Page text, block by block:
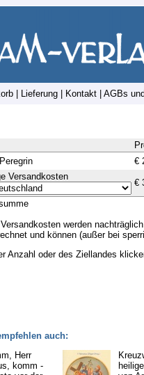
Lieferung Kontakt AGBs
€
Versandkosten
€
werden
und können (außer bei
Anzahl oder des Ziellandes
auch:
Herr
komm -